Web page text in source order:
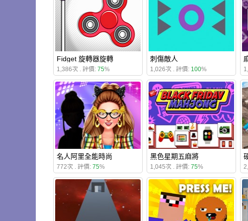
Fidget 旋轉器旋轉
1,386次 . 評價: 75%
刺傷敵人
1,026次 . 評價: 100%
名人阿里全能時尚
772次 . 評價: 75%
黑色星期五麻將
1,045次 . 評價: 75%